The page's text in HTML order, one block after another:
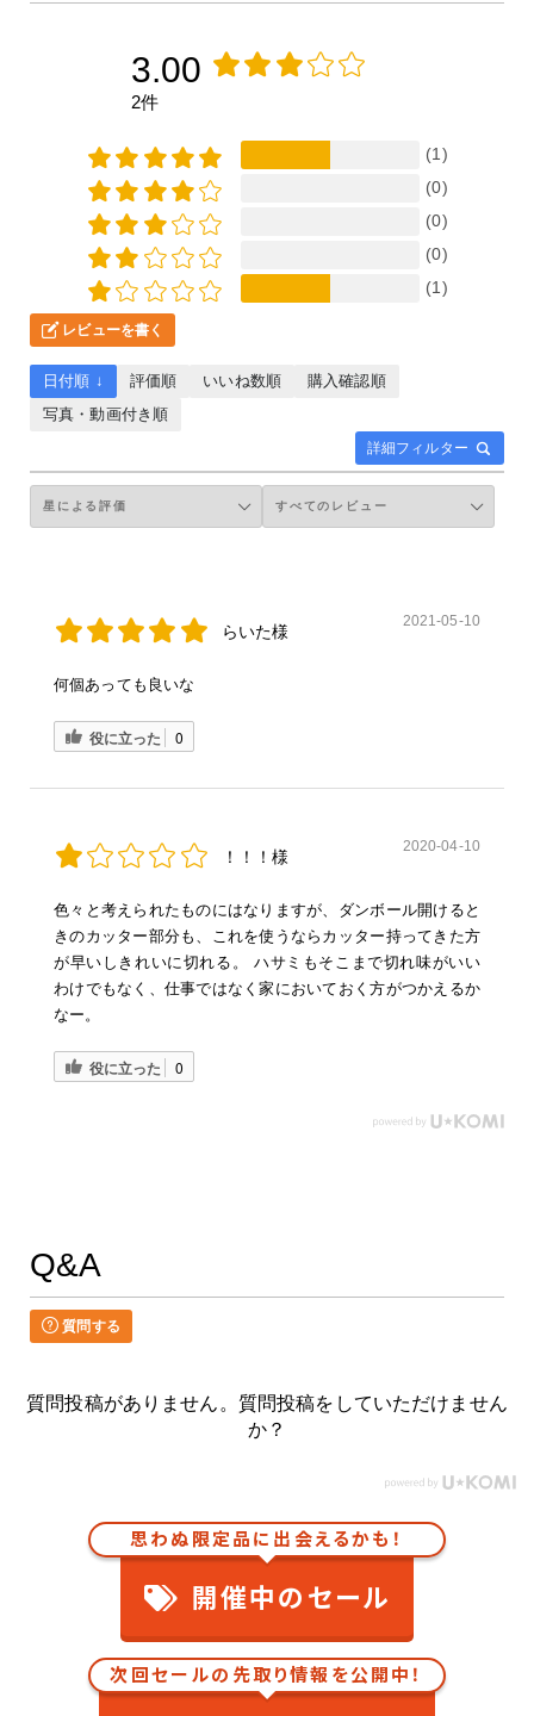
3.00
2件
(1)
(0)
(0)
(0)
(1)
レビューを書く
詳細フィルター
日付順 ↓ 評価順 いいね数順
購入確認順
写真・動画付き順
らいた様
2021-05-10
何個あっても良いな
役に立った 0
！！！様
2020-04-10
色々と考えられたものにはなりますが、ダンボール開けると
きのカッター部分も、これを使うならカッター持ってきた方
が早いしきれいに切れる。 ハサミもそこまで切れ味がいい
わけでもなく、仕事ではなく家においておく方がつかえるか
なー。
役に立った 0
Q&A
質問する
質問投稿がありません。質問投稿をしていただけません
か？
思わぬ限定品に出会えるかも！
開催中のセール
次回セールの先取り情報を公開中！